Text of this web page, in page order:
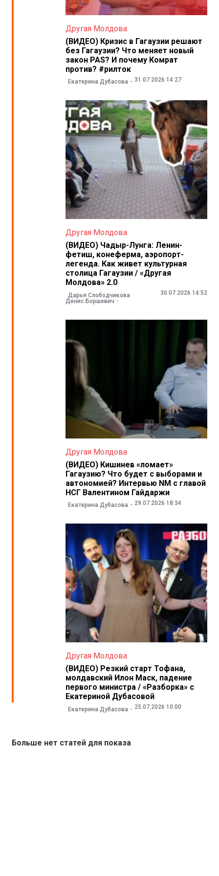
Другая Молдова
(ВИДЕО) Кризис в Гагаузии решают
без Гагаузии? Что меняет новый
закон PAS? И почему Комрат
против? #рилток
Екатерина Дубасова 31.07.2026 14:27
Другая Молдова
(ВИДЕО) Чадыр-Лунга: Ленин-
фетиш, конеферма, аэропорт-
легенда. Как живет культурная
столица Гагаузии / «Другая
Молдова» 2.0
Дарья Слободчикова
Денис Боршевич
30.07.2026 14:52
Другая Молдова
(ВИДЕО) Кишинев «ломает»
Гагаузию? Что будет с выборами и
автономией? Интервью NM с главой
НСГ Валентином Гайдаржи
Екатерина Дубасова 29.07.2026 18:34
Другая Молдова
(ВИДЕО) Резкий старт Тофана,
молдавский Илон Маск, падение
первого министра / «Разборка» с
Екатериной Дубасовой
Екатерина Дубасова 25.07.2026 10:00
Больше нет статей для показа